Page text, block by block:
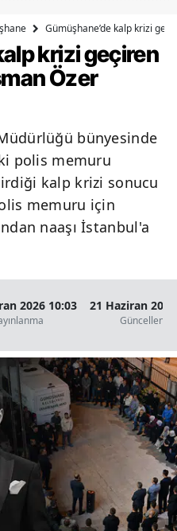
Bingöl
Bitlis
Burdur
Bursa
Çanakkale
Çorum
Denizli
Edirne
Elazığ
Erzincan
Erzurum
Eskişehir
Gümüşhane’de kalp krizi
krizi geçiren
Özer
bünyesinde
polis memuru
kalp krizi sonucu
memuru için
naaşı İstanbul'a
2026 10:03 21 Haziran